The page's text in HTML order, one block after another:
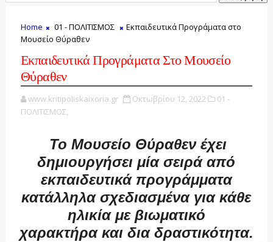
Home 01 - ΠΟΛΙΤΙΣΜΟΣ
Εκπαιδευτικά Προγράματα στο
Μουσείο Θύραθεν
Εκπαιδευτικά Προγράματα Στο Μουσείο
Θύραθεν
www.kritipoliskaixoria.gr Οκτωβρίου 12, 2022
01 -
ΠΟΛΙΤΙΣΜΟΣ,
Το Μουσείο Θύραθεν έχει
δημιουργήσει μία σειρά από
εκπαιδευτικά προγράμματα
κατάλληλα σχεδιασμένα για κάθε
ηλικία με βιωματικό
χαρακτήρα και δια δραστικότητα.